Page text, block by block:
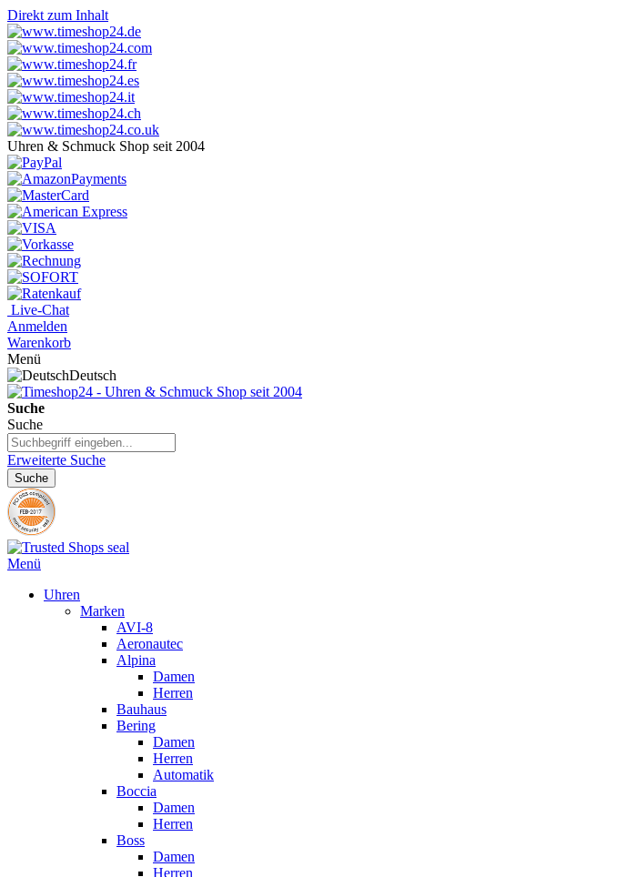
Direkt zum Inhalt
Uhren & Schmuck Shop seit 2004
Live-Chat
Anmelden
Warenkorb
Menü
Deutsch
Suche
Suche
Erweiterte Suche
Suche
Menü
Uhren
Marken
AVI-8
Aeronautec
Alpina
Damen
Herren
Bauhaus
Bering
Damen
Herren
Automatik
Boccia
Damen
Herren
Boss
Damen
Herren